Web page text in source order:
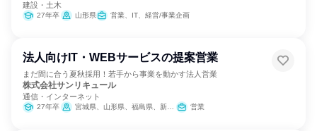
建設・土木
27年卒 山形県 営業、IT、経営/事業企画
法人向けIT・WEBサービスの提案営業
まだ間に合う夏秋採用！若手から事業を動かす法人営業
株式会社サンリキュール
通信・インターネット
27年卒 宮城県、山形県、福島県、新潟県 営業